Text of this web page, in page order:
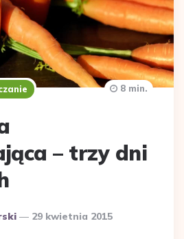
– trzy dni
29 kwietnia 2015
8 min.